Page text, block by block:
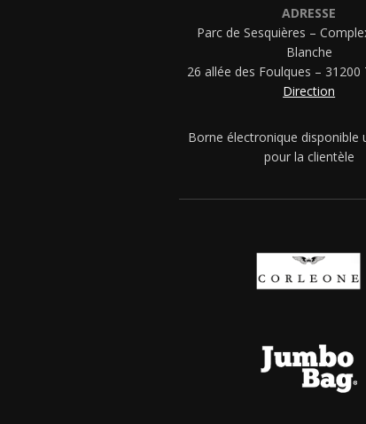
ADRESSE
Parc de Sesquières –
Blanche
26 allée des Foulques – 31200
Direction
Borne électronique disponible
pour la clientèle